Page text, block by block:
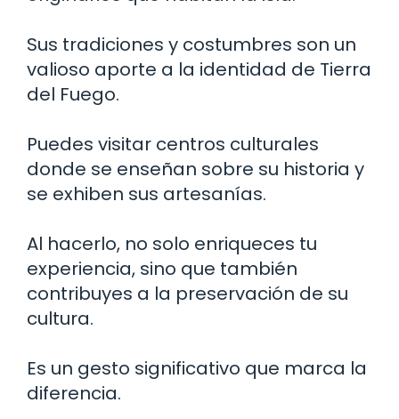
Sus tradiciones y costumbres son un
valioso aporte a la identidad de Tierra
del Fuego.
Puedes visitar centros culturales
donde se enseñan sobre su historia y
se exhiben sus artesanías.
Al hacerlo, no solo enriqueces tu
experiencia, sino que también
contribuyes a la preservación de su
cultura.
Es un gesto significativo que marca la
diferencia.